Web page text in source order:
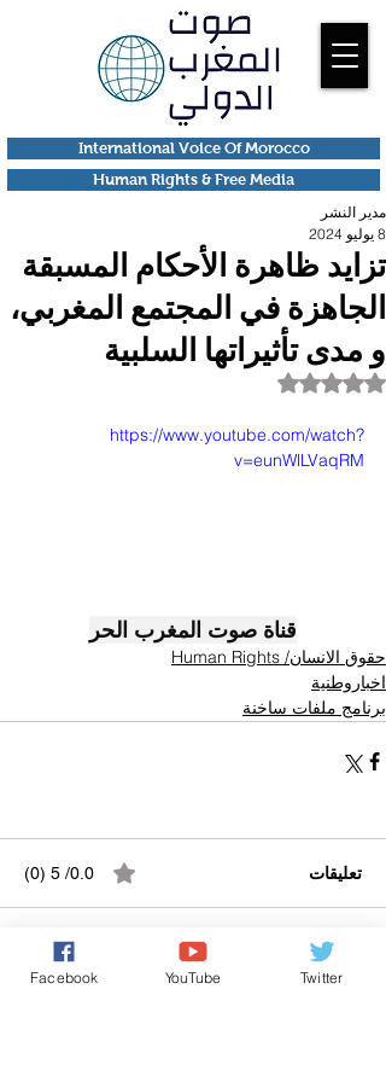
Human Rights & Free Media
International Voice Of Morocco
تزايد ظاهرة الأحكام المسبقة
الجاهزة في المجتمع المغربي،
و مدى تأثيراتها السلبية
مدير النشر
8 يوليو 2024
تم التقييم بـ ليس رقمًا من أصل 5 نجوم.
https://www.youtube.com/watch?
v=eunWlLVaqRM
قناة صوت المغرب الحر
حقوق الانسان/ Human Rights
اخباروطنية
برنامج ملفات ساخنة
تعليقات 0.0/ 5 (0)
التعليق والتقييم...
Facebook YouTube Twitter